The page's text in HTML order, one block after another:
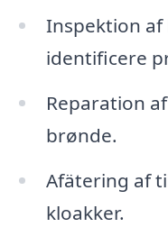
Inspektion
identificere
Reparation
brønde.
Afätering af
kloakker.